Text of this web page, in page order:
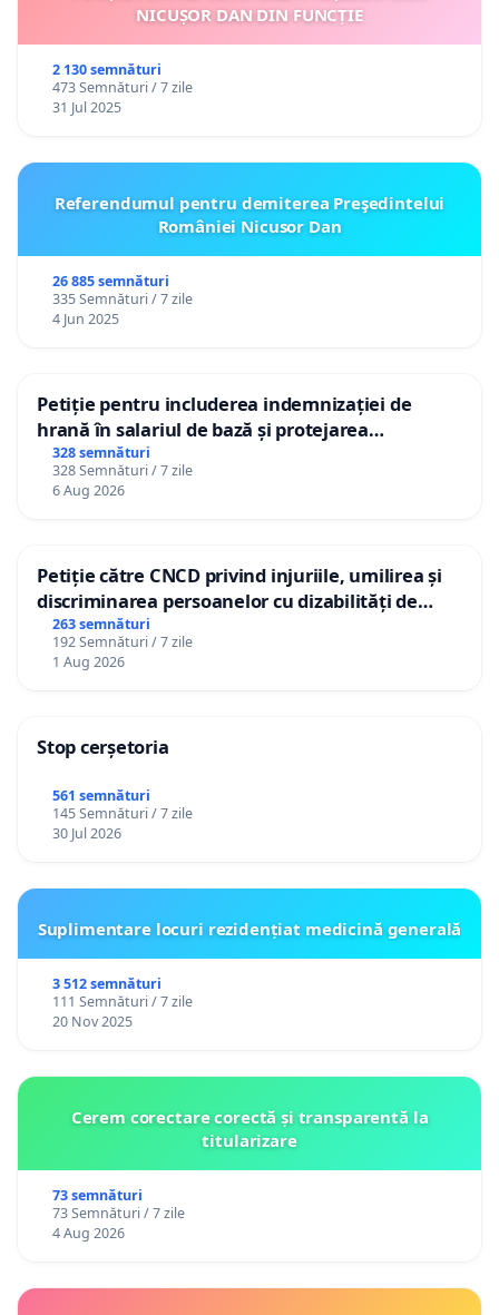
NICUȘOR DAN DIN FUNCȚIE
2 130 semnături
473 Semnături / 7 zile
31 Jul 2025
Referendumul pentru demiterea Preşedintelui
României Nicusor Dan
26 885 semnături
335 Semnături / 7 zile
4 Jun 2025
Petiție pentru includerea indemnizației de
hrană în salariul de bază și protejarea
gradațiilor de vechime pentru asistenții
personali
328 semnături
328 Semnături / 7 zile
6 Aug 2026
Petiție către CNCD privind injuriile, umilirea și
discriminarea persoanelor cu dizabilități de
către utilizatorul TikTok „Gorici”
263 semnături
192 Semnături / 7 zile
1 Aug 2026
Stop cerșetoria
561 semnături
145 Semnături / 7 zile
30 Jul 2026
Suplimentare locuri rezidențiat medicină generală
3 512 semnături
111 Semnături / 7 zile
20 Nov 2025
Cerem corectare corectă și transparentă la
titularizare
73 semnături
73 Semnături / 7 zile
4 Aug 2026